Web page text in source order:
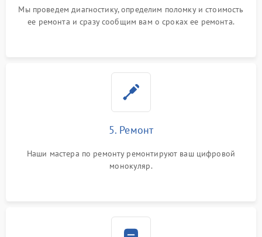
Мы проведем диагностику, определим поломку и стоимость
ее ремонта и сразу сообщим вам о сроках ее ремонта.
5. Ремонт
Наши мастера по ремонту ремонтируют ваш цифровой
монокуляр.